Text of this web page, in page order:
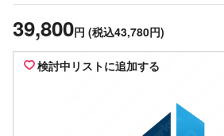
39,800円 (税込43,780円)
検討中リストに追加する